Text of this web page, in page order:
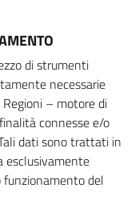
di strumenti
necessarie
– motore di
connesse e/o
dati sono trattati in
esclusivamente
del